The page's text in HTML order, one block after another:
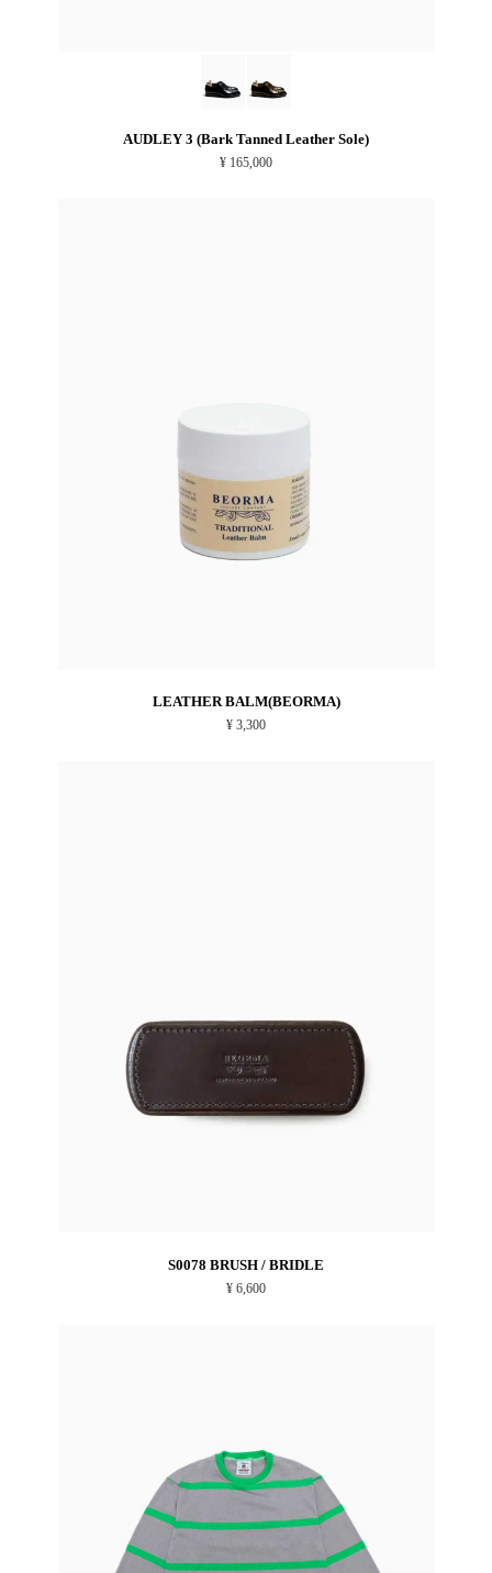
AUDLEY 3 (Bark Tanned Leather Sole)
¥ 165,000
LEATHER BALM(BEORMA)
¥ 3,300
S0078 BRUSH / BRIDLE
¥ 6,600